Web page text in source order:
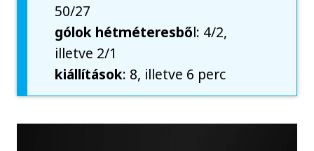
50/27
gólok hétméteresből: 4/2,
illetve 2/1
kiállítások: 8, illetve 6 perc